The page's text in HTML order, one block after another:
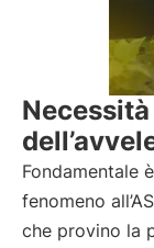
Fondamentale
fenomeno
che provino la